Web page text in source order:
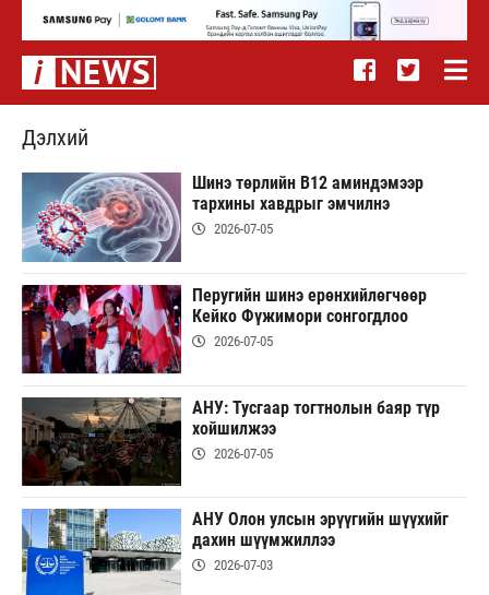
Дэлхий
Шинэ төрлийн В12 аминдэмээр
тархины хавдрыг эмчилнэ
2026-07-05
Перугийн шинэ ерөнхийлөгчөөр
Кейко Фүжимори сонгогдлоо
2026-07-05
АНУ: Тусгаар тогтнолын баяр түр
хойшилжээ
2026-07-05
АНУ Олон улсын эрүүгийн шүүхийг
дахин шүүмжиллээ
2026-07-03